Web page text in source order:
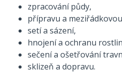
zpracování půdy,
přípravu a
setí a sázení,
hnojení a ochranu
sečení a ošetřování
sklizeň a dopravu.